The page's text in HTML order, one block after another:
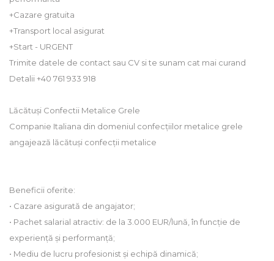
+Cazare gratuita
+Transport local asigurat
+Start - URGENT
Trimite datele de contact sau CV si te sunam cat mai curand
Detalii +40 761 933 918
Lăcătuși Confectii Metalice Grele
Companie Italiana din domeniul confecțiilor metalice grele
angajează lăcătuși confecții metalice
Beneficii oferite:
• Cazare asigurată de angajator;
• Pachet salarial atractiv: de la 3.000 EUR/lună, în funcție de
experiență și performanță;
• Mediu de lucru profesionist și echipă dinamică;